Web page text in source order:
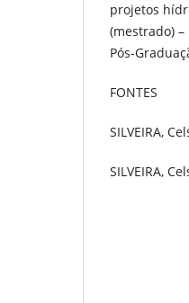
projetos
(mestrado)
Pós-
FONTES
SILVEIRA,
SILVEIRA,